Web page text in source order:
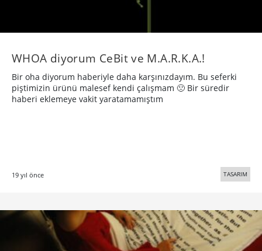
WHOA diyorum CeBit ve M.A.R.K.A.!
Bir oha diyorum haberiyle daha karşınızdayım. Bu seferki
piştimizin ürünü malesef kendi çalışmam 🙁 Bir süredir
haberi eklemeye vakit yaratamamıştım
19 yıl önce TASARIM